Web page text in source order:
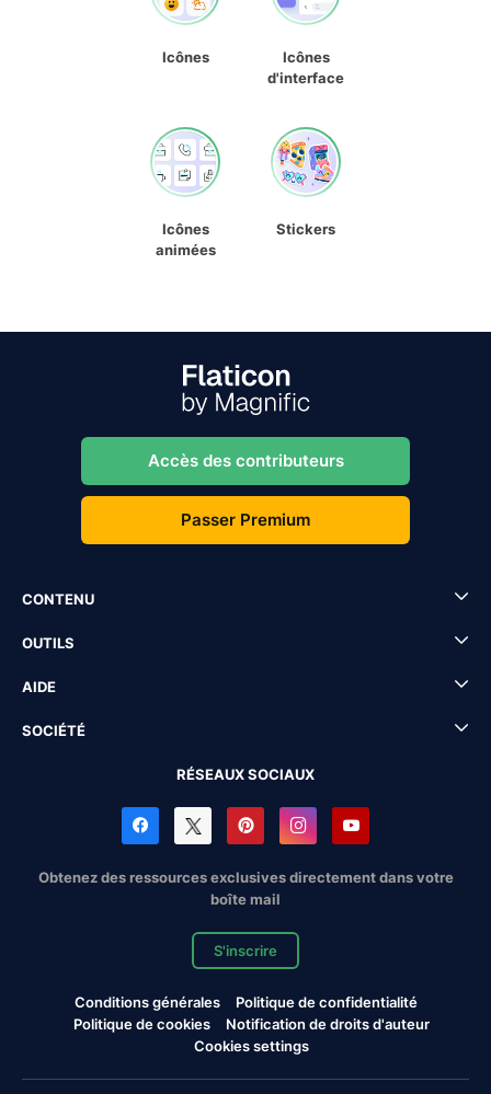
Icônes
Icônes
d'interface
Icônes
animées
Stickers
Accès des contributeurs
Passer Premium
CONTENU
OUTILS
AIDE
SOCIÉTÉ
RÉSEAUX SOCIAUX
Obtenez des ressources exclusives directement dans votre
boîte mail
S'inscrire
Conditions générales
Politique de confidentialité
Politique de cookies
Notification de droits d'auteur
Cookies settings